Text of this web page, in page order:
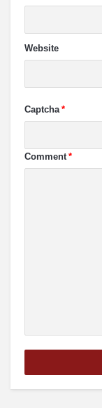
Website
Captcha *
Comment *